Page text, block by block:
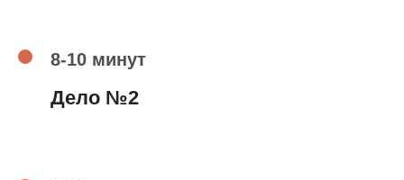
8-10 минут
Дело №2